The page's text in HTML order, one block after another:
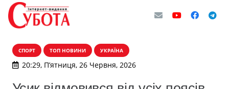
СПОРТ ТОП НОВИНИ УКРАЇНА
20:29, П’ятниця, 26 Червня, 2026